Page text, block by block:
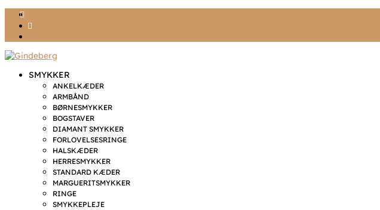
SMYKKER
ANKELKÆDER
ARMBÅND
BØRNESMYKKER
BOGSTAVER
DIAMANT SMYKKER
FORLOVELSESRINGE
HALSKÆDER
HERRESMYKKER
STANDARD KÆDER
MARGUERITSMYKKER
RINGE
SMYKKEPLEJE